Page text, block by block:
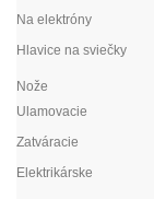
Na elektróny
Hlavice na sviečky
Nože
Ulamovacie
Zatváracie
Elektrikárske